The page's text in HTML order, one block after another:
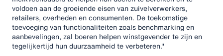
voldoen aan de groeiende eisen van zuivelverwerkers,
retailers, overheden en consumenten. De toekomstige
toevoeging van functionaliteiten zoals benchmarking en
aanbevelingen, zal boeren helpen winstgevender te zijn en
tegelijkertijd hun duurzaamheid te verbeteren."